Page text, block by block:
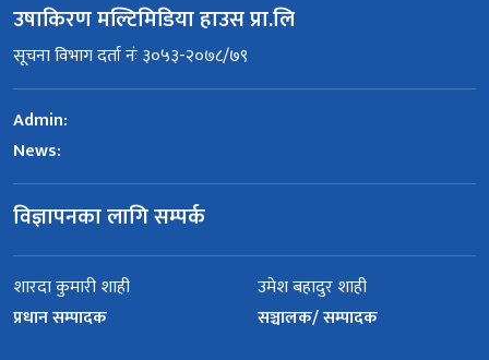
उषाकिरण मल्टिमिडिया हाउस प्रा.लि
सूचना विभाग दर्ता नंः ३०५३-२०७८/७९
Admin:
News:
विज्ञापनका लागि सम्पर्क
शारदा कुमारी शाही
प्रधान सम्पादक
उमेश बहादुर शाही
सञ्चालक/ सम्पादक